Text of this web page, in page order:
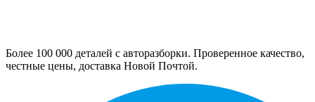
Более 100 000 деталей с авторазборки. Проверенное качество,
честные цены, доставка Новой Почтой.